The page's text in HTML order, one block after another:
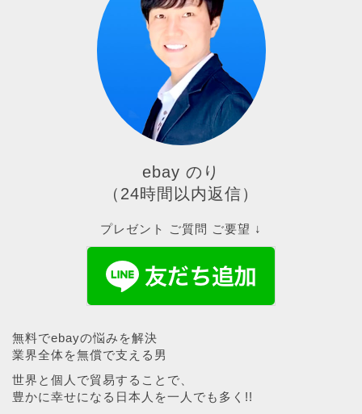
ebay のり
（24時間以内返信）
プレゼント ご質問 ご要望 ↓
無料でebayの悩みを解決
業界全体を無償で支える男
世界と個人で貿易することで、
豊かに幸せになる日本人を一人でも多く!!